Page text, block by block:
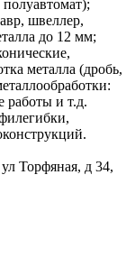
швеллер,
до 12 мм;
металла (дробь,
работы и т.д.
Торфяная, д 34,